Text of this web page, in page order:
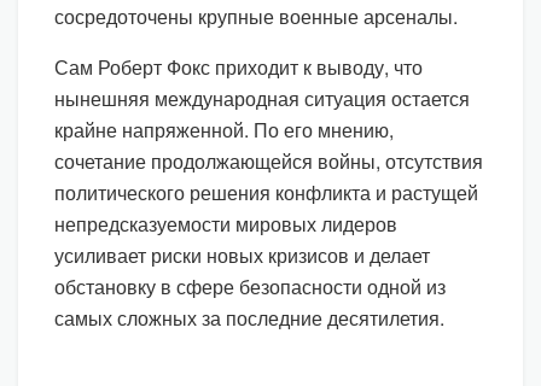
сосредоточены крупные военные арсеналы.
Сам Роберт Фокс приходит к выводу, что
нынешняя международная ситуация остается
крайне напряженной. По его мнению,
сочетание продолжающейся войны, отсутствия
политического решения конфликта и растущей
непредсказуемости мировых лидеров
усиливает риски новых кризисов и делает
обстановку в сфере безопасности одной из
самых сложных за последние десятилетия.